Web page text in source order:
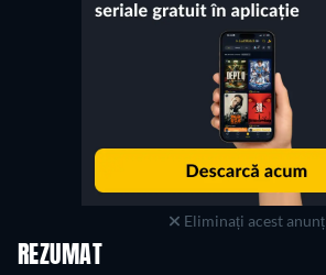
Eliminați acest anunț
REZUMAT